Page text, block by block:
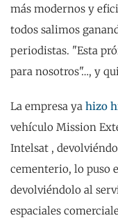
más modernos y
todos salimos
periodistas. "Esta
para nosotros"…, y
La empresa ya hizo
vehículo Mission
Intelsat ,
cementerio, lo puso
devolviéndolo al
espaciales